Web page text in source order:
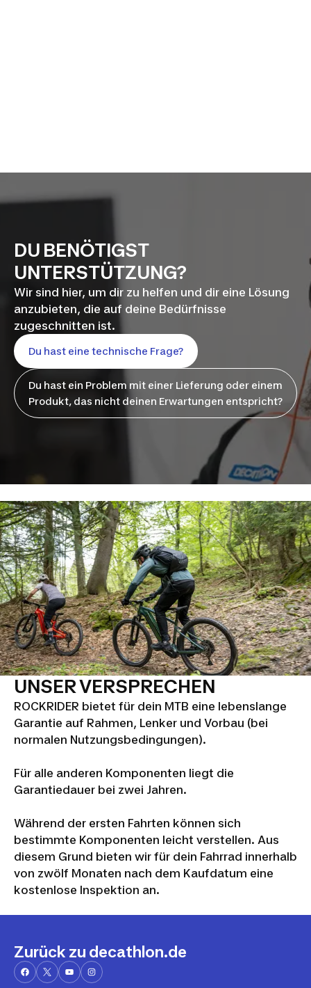
DU BENÖTIGST
UNTERSTÜTZUNG?
Wir sind hier, um dir zu helfen und dir eine Lösung
anzubieten, die auf deine Bedürfnisse
zugeschnitten ist.
Du hast eine technische Frage?
Du hast ein Problem mit einer Lieferung oder einem
Produkt, das nicht deinen Erwartungen entspricht?
UNSER VERSPRECHEN
ROCKRIDER bietet für dein MTB eine lebenslange
Garantie auf Rahmen, Lenker und Vorbau (bei
normalen Nutzungsbedingungen).
Für alle anderen Komponenten liegt die
Garantiedauer bei zwei Jahren.
Während der ersten Fahrten können sich
bestimmte Komponenten leicht verstellen. Aus
diesem Grund bieten wir für dein Fahrrad innerhalb
von zwölf Monaten nach dem Kaufdatum eine
kostenlose Inspektion an.
Zurück zu decathlon.de